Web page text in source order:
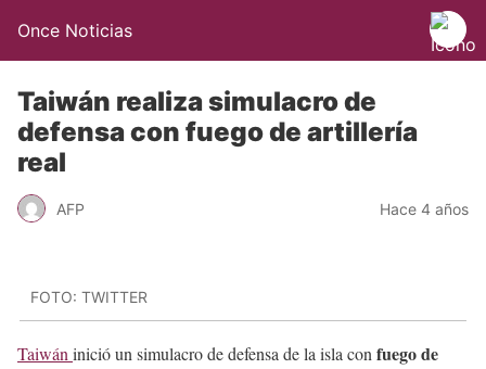
Once Noticias
Taiwán realiza simulacro de
defensa con fuego de artillería
real
AFP Hace 4 años
FOTO: TWITTER
Taiwán inició un simulacro de defensa de la isla con fuego de